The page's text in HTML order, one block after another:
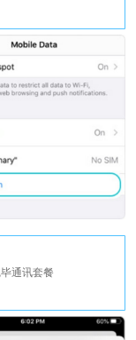
通讯套餐